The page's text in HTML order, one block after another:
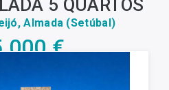
5 QUARTOS
Almada (Setúbal)
000 €